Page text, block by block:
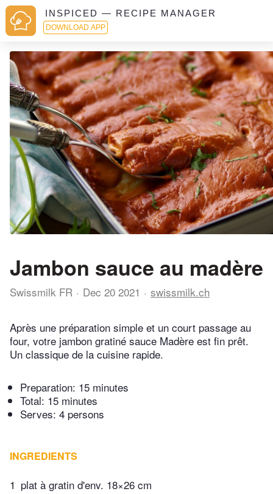
INSPICED — RECIPE MANAGER
DOWNLOAD APP
Jambon sauce au madère
Swissmilk FR Dec 20 2021 swissmilk.ch
Après une préparation simple et un court passage au
four, votre jambon gratiné sauce Madère est fin prêt.
Un classique de la cuisine rapide.
Preparation: 15 minutes
Total: 15 minutes
Serves: 4 persons
INGREDIENTS
1 plat à gratin d'env. 18×26 cm